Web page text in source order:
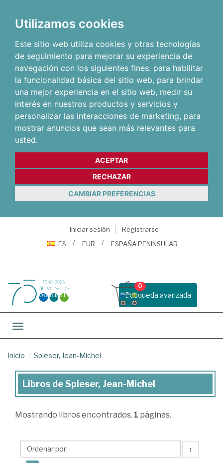
Utilizamos cookies
Este sitio web utiliza cookies y otras tecnologías
de seguimiento para mejorar su experiencia de
navegación con los siguientes fines: para habilitar
la funcionalidad básica del sitio web, para brindar
una mejor experiencia en el sitio web, medir su
interés en nuestros productos y servicios y
personalizar las interacciones de marketing, para
mostrar anuncios que sean más relevantes para
usted.
ACEPTAR
RECHAZAR
CAMBIAR PREFERENCIAS
Iniciar sesión
Registrarse
ES
EUR ESPAÑA PENINSULAR
Busqueda avanzada
0
Toggle navigation
Inicio Spieser, Jean-Michel
Libros
Spieser,
Michel
Libros de Spieser, Jean-Michel
Mostrando libros encontrados. 1 páginas.
↑